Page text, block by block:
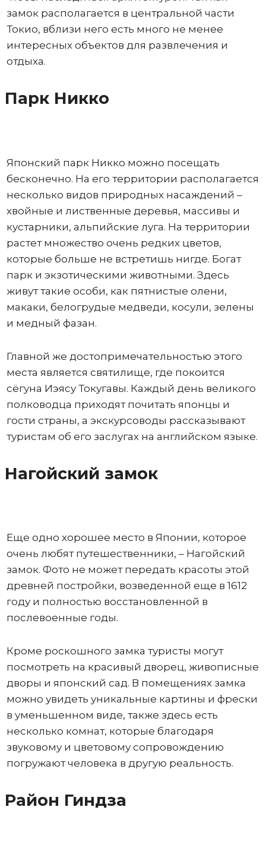
замок располагается в центральной части
Токио, вблизи него есть много не менее
интересных объектов для развлечения и
отдыха.
Парк Никко
Японский парк Никко можно посещать
бесконечно. На его территории располагается
несколько видов природных насаждений –
хвойные и лиственные деревья, массивы и
кустарники, альпийские луга. На территории
растет множество очень редких цветов,
которые больше не встретишь нигде. Богат
парк и экзотическими животными. Здесь
живут такие особи, как пятнистые олени,
макаки, белогрудые медведи, косули, зелены
и медный фазан.
Главной же достопримечательностью этого
места является святилище, где покоится
сёгуна Иэясу Токугавы. Каждый день великого
полководца приходят почитать японцы и
гости страны, а экскурсоводы рассказывают
туристам об его заслугах на английском языке.
Нагойский замок
Еще одно хорошее место в Японии, которое
очень любят путешественники, – Нагойский
замок. Фото не может передать красоты этой
древней постройки, возведенной еще в 1612
году и полностью восстановленной в
послевоенные годы.
Кроме роскошного замка туристы могут
посмотреть на красивый дворец, живописные
дворы и японский сад. В помещениях замка
можно увидеть уникальные картины и фрески
в уменьшенном виде, также здесь есть
несколько комнат, которые благодаря
звуковому и цветовому сопровождению
погружают человека в другую реальность.
Район Гиндза